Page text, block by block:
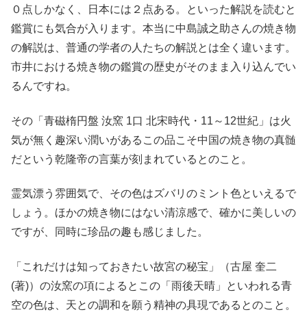
０点しかなく、日本には２点ある。といった解説を読むと
鑑賞にも気合が入ります。本当に中島誠之助さんの焼き物
の解説は、普通の学者の人たちの解説とは全く違います。
市井における焼き物の鑑賞の歴史がそのまま入り込んでい
るんですね。
その「青磁楕円盤 汝窯 1口 北宋時代・11～12世紀」は火
気が無く趣深い潤いがあるこの品こそ中国の焼き物の真髄
だという乾隆帝の言葉が刻まれているとのこと。
霊気漂う雰囲気で、その色はズバリのミント色といえるで
しょう。ほかの焼き物にはない清涼感で、確かに美しいの
ですが、同時に珍品の趣も感じました。
「これだけは知っておきたい故宮の秘宝」（古屋 奎二
(著)）の汝窯の項によるとこの「雨後天晴」といわれる青
空の色は、天との調和を願う精神の具現であるとのこと。